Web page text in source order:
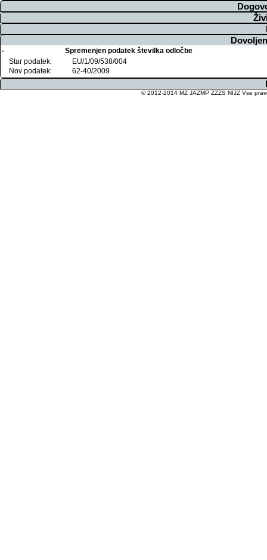
-
Spremenjen podatek številka odločbe
Star podatek:
EU/1/09/538/004
Nov podatek:
62-40/2009
© 2012-2014 MZ JAZMP ZZZS NIJZ Vse